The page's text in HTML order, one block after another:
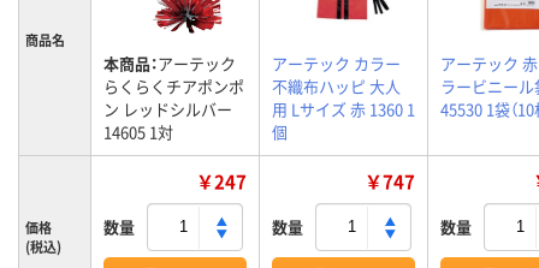
商品名
本商品：アーテック
らくらくチアポンポ
ン レッドシルバー
14605 1対
アーテック カラー
不織布ハッピ 大人
用 Lサイズ 赤 1360 1
個
アーテック
ラービニール
45530 1袋（10
価格
(税込)
￥247
数量
￥747
数量 数量